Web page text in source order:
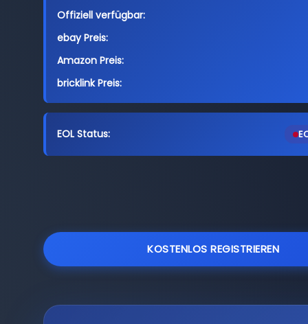
Offiziell verfügbar:
ebay Preis:
Amazon Preis:
bricklink Preis:
EOL Status:
KOSTENLOS REGISTRIEREN